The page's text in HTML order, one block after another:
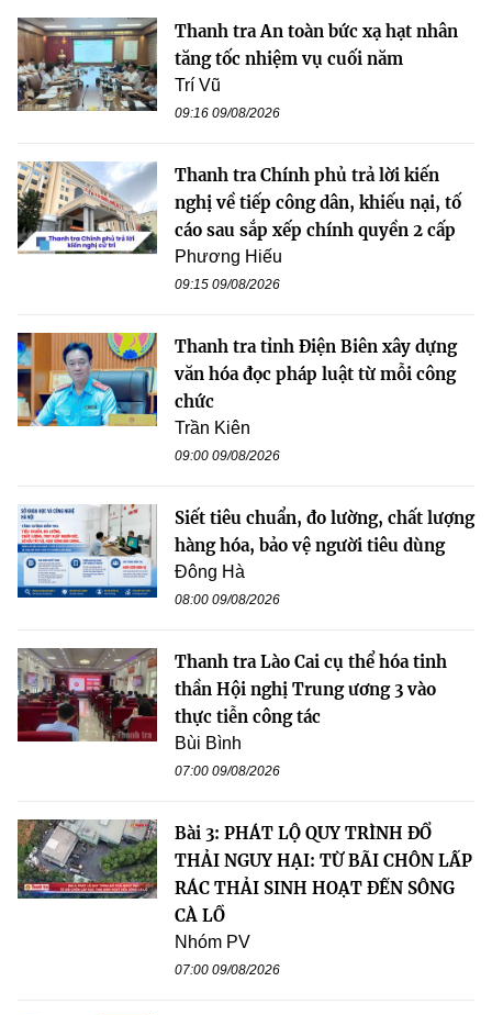
Thanh tra An toàn bức xạ hạt nhân
tăng tốc nhiệm vụ cuối năm
Trí Vũ
09:16 09/08/2026
Thanh tra Chính phủ trả lời kiến
nghị về tiếp công dân, khiếu nại, tố
cáo sau sắp xếp chính quyền 2 cấp
Phương Hiếu
09:15 09/08/2026
Thanh tra tỉnh Điện Biên xây dựng
văn hóa đọc pháp luật từ mỗi công
chức
Trần Kiên
09:00 09/08/2026
Siết tiêu chuẩn, đo lường, chất lượng
hàng hóa, bảo vệ người tiêu dùng
Đông Hà
08:00 09/08/2026
Thanh tra Lào Cai cụ thể hóa tinh
thần Hội nghị Trung ương 3 vào
thực tiễn công tác
Bùi Bình
07:00 09/08/2026
Bài 3: PHÁT LỘ QUY TRÌNH ĐỔ
THẢI NGUY HẠI: TỪ BÃI CHÔN LẤP
RÁC THẢI SINH HOẠT ĐẾN SÔNG
CÀ LỒ
Nhóm PV
07:00 09/08/2026